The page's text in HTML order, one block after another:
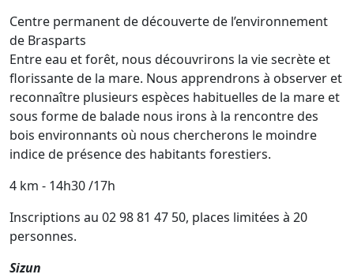
Centre permanent de découverte de l’environnement
de Brasparts
Entre eau et forêt, nous découvrirons la vie secrète et
florissante de la mare. Nous apprendrons à observer et
reconnaître plusieurs espèces habituelles de la mare et
sous forme de balade nous irons à la rencontre des
bois environnants où nous chercherons le moindre
indice de présence des habitants forestiers.
4 km - 14h30 /17h
Inscriptions au 02 98 81 47 50, places limitées à 20
personnes.
Sizun